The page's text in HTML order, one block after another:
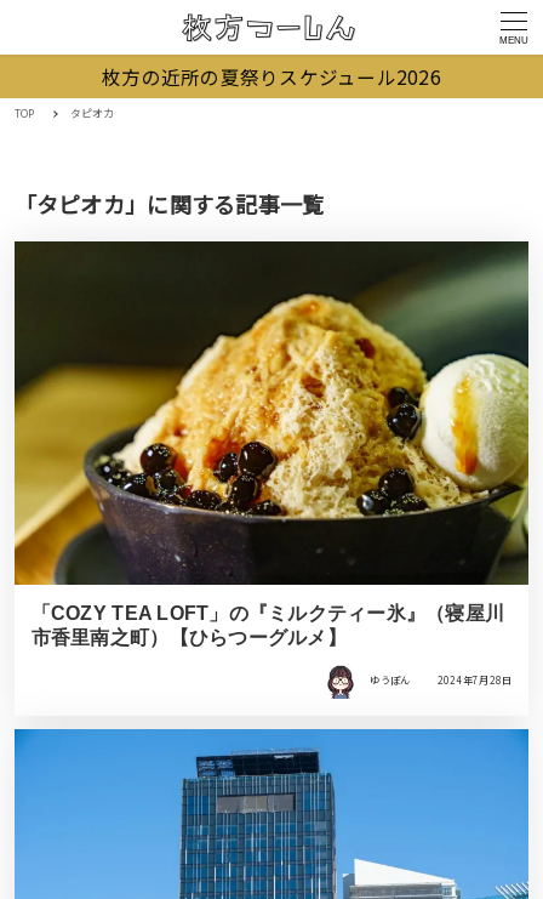
MENU
枚方の近所の夏祭りスケジュール2026
TOP タピオカ
「タピオカ」に関する記事一覧
「COZY TEA LOFT」の『ミルクティー氷』（寝屋川
市香里南之町）【ひらつーグルメ】
ゆうぽん 2024年7月28日